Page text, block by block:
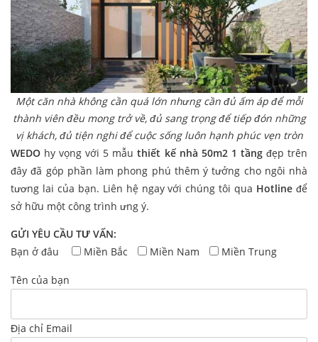
Một căn nhà không cần quá lớn nhưng cần đủ ấm áp để mỗi
thành viên đều mong trở về, đủ sang trọng để tiếp đón những
vị khách, đủ tiện nghi để cuộc sống luôn hạnh phúc vẹn tròn
WEDO hy vọng với 5 mẫuthiết kế nhà 50m2 1 tầngđẹp trên
đây đã góp phần làm phong phú thêm ý tưởng cho ngôi nhà
tương lai của bạn. Liên hệ ngay với chúng tôi qua Hotlineđể
sở hữu một công trình ưng ý.
GỬI YÊU CẦU TƯ VẤN:
Bạn ở đâu
Miền Bắc Miền Nam Miền Trung
Tên của bạn
Địa chỉ Email